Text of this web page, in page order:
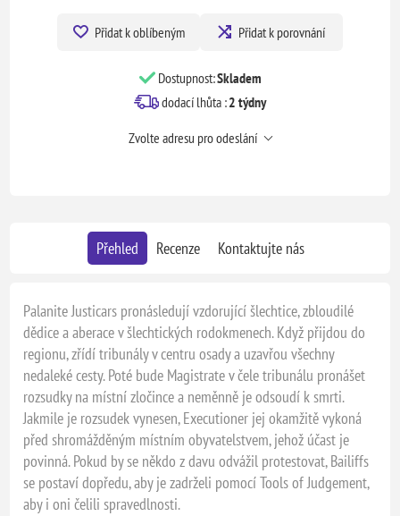
Přidat k oblíbeným Přidat k porovnání
Dostupnost:Skladem
dodací lhůta :2 týdny
Zvolte adresu pro odeslání
Přehled Recenze Kontaktujte nás
Palanite Justicars pronásledují vzdorující šlechtice, zbloudilé
dědice a aberace v šlechtických rodokmenech. Když přijdou do
regionu, zřídí tribunály v centru osady a uzavřou všechny
nedaleké cesty. Poté bude Magistrate v čele tribunálu pronášet
rozsudky na místní zločince a neměnně je odsoudí k smrti.
Jakmile je rozsudek vynesen, Executioner jej okamžitě vykoná
před shromážděným místním obyvatelstvem, jehož účast je
povinná. Pokud by se někdo z davu odvážil protestovat, Bailiffs
se postaví dopředu, aby je zadrželi pomocí Tools of Judgement,
aby i oni čelili spravedlnosti.